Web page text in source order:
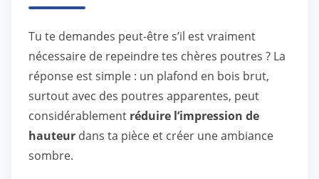
Tu te demandes peut-être s’il est vraiment
nécessaire de repeindre tes chères poutres ? La
réponse est simple : un plafond en bois brut,
surtout avec des poutres apparentes, peut
considérablement réduire l’impression de
hauteur dans ta pièce et créer une ambiance
sombre.